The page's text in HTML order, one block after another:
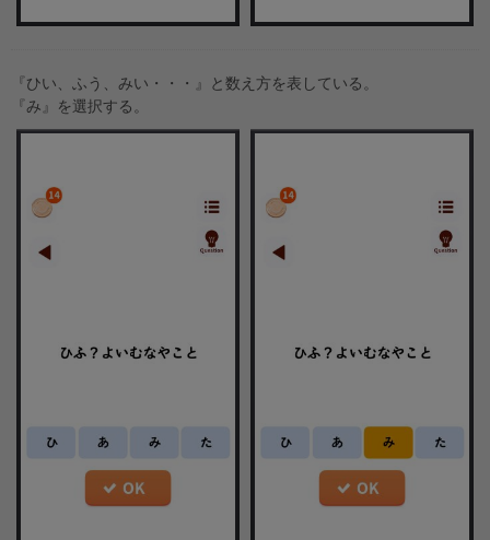
『ひい、ふう、みい・・・』と数え方を表している。
『み』を選択する。